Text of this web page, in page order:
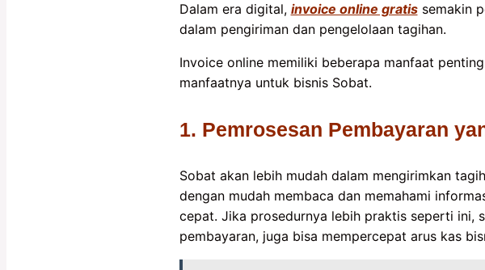
Dalam era digital, invoice online gratissemakin
dalam pengiriman dan pengelolaan tagihan.
Invoice online memiliki beberapa manfaat
manfaatnya untuk bisnis Sobat.
1. Pemrosesan Pembayaran
Sobat akan lebih mudah dalam mengirimkan
dengan mudah membaca dan memahami
cepat. Jika prosedurnya lebih praktis seperti ini,
pembayaran, juga bisa mempercepat arus kas